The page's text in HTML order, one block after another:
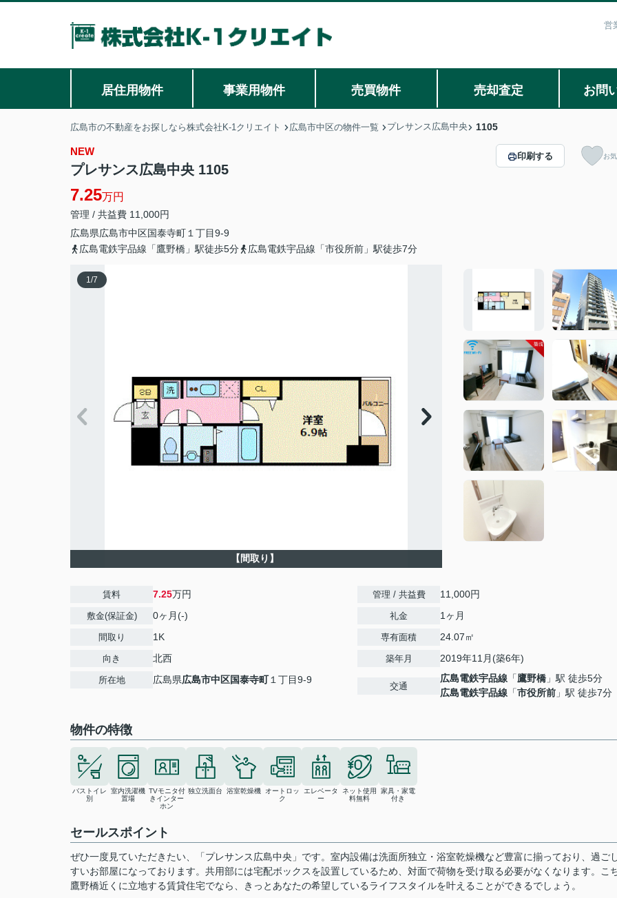
営
居住用物件 事業用物件 売買物件 売却査定 お問
広島市の不動産をお探しなら株式会社K-1クリエイト 広島市中区の物件一覧 プレサンス広島中央 1105
NEW
プレサンス広島中央 1105
7.25万円
管理 / 共益費 11,000円
広島県広島市中区国泰寺町 １丁目9-9
広島電鉄宇品線「鷹野橋」駅徒歩5分
広島電鉄宇品線「市役所前」駅徒歩7分
印刷する お
1/7
【間取り】
賃料 7.25万円
敷金(保証金) 0ヶ月(-)
間取り 1K
向き 北西
所在地 広島県広島市中区国泰寺町１丁目9-9
管理 / 共益費 11,000円
礼金 1ヶ月
専有面積 24.07㎡
築年月 2019年11月(築6年)
交通
広島電鉄宇品線 「鷹野橋 」駅 徒歩5分
広島電鉄宇品線 「市役所前 」駅 徒歩7分
物件の特徴
バストイレ
別
室内洗濯機
置場
TVモニタ付
きインター
ホン
独立洗面台 浴室乾燥機
オートロッ
ク
エレベータ
ー
ネット使用
料無料
家具・家電
付き
セールスポイント
ぜひ一度見ていただきたい、「プレサンス広島中央」です。室内設備は洗面所独立・浴室乾燥機など豊富に揃っており、過ご
すいお部屋になっております。共用部には宅配ボックスを設置しているため、対面で荷物を受け取る必要がなくなります。こ
鷹野橋近くに立地する賃貸住宅でなら、きっとあなたの希望しているライフスタイルを叶えることができるでしょう。